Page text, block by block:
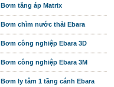
Bơm tăng áp Matrix
Bơm chìm nước thải Ebara
Bơm công nghiệp Ebara 3D
Bơm công nghiệp Ebara 3M
Bơm ly tâm 1 tầng cánh Ebara